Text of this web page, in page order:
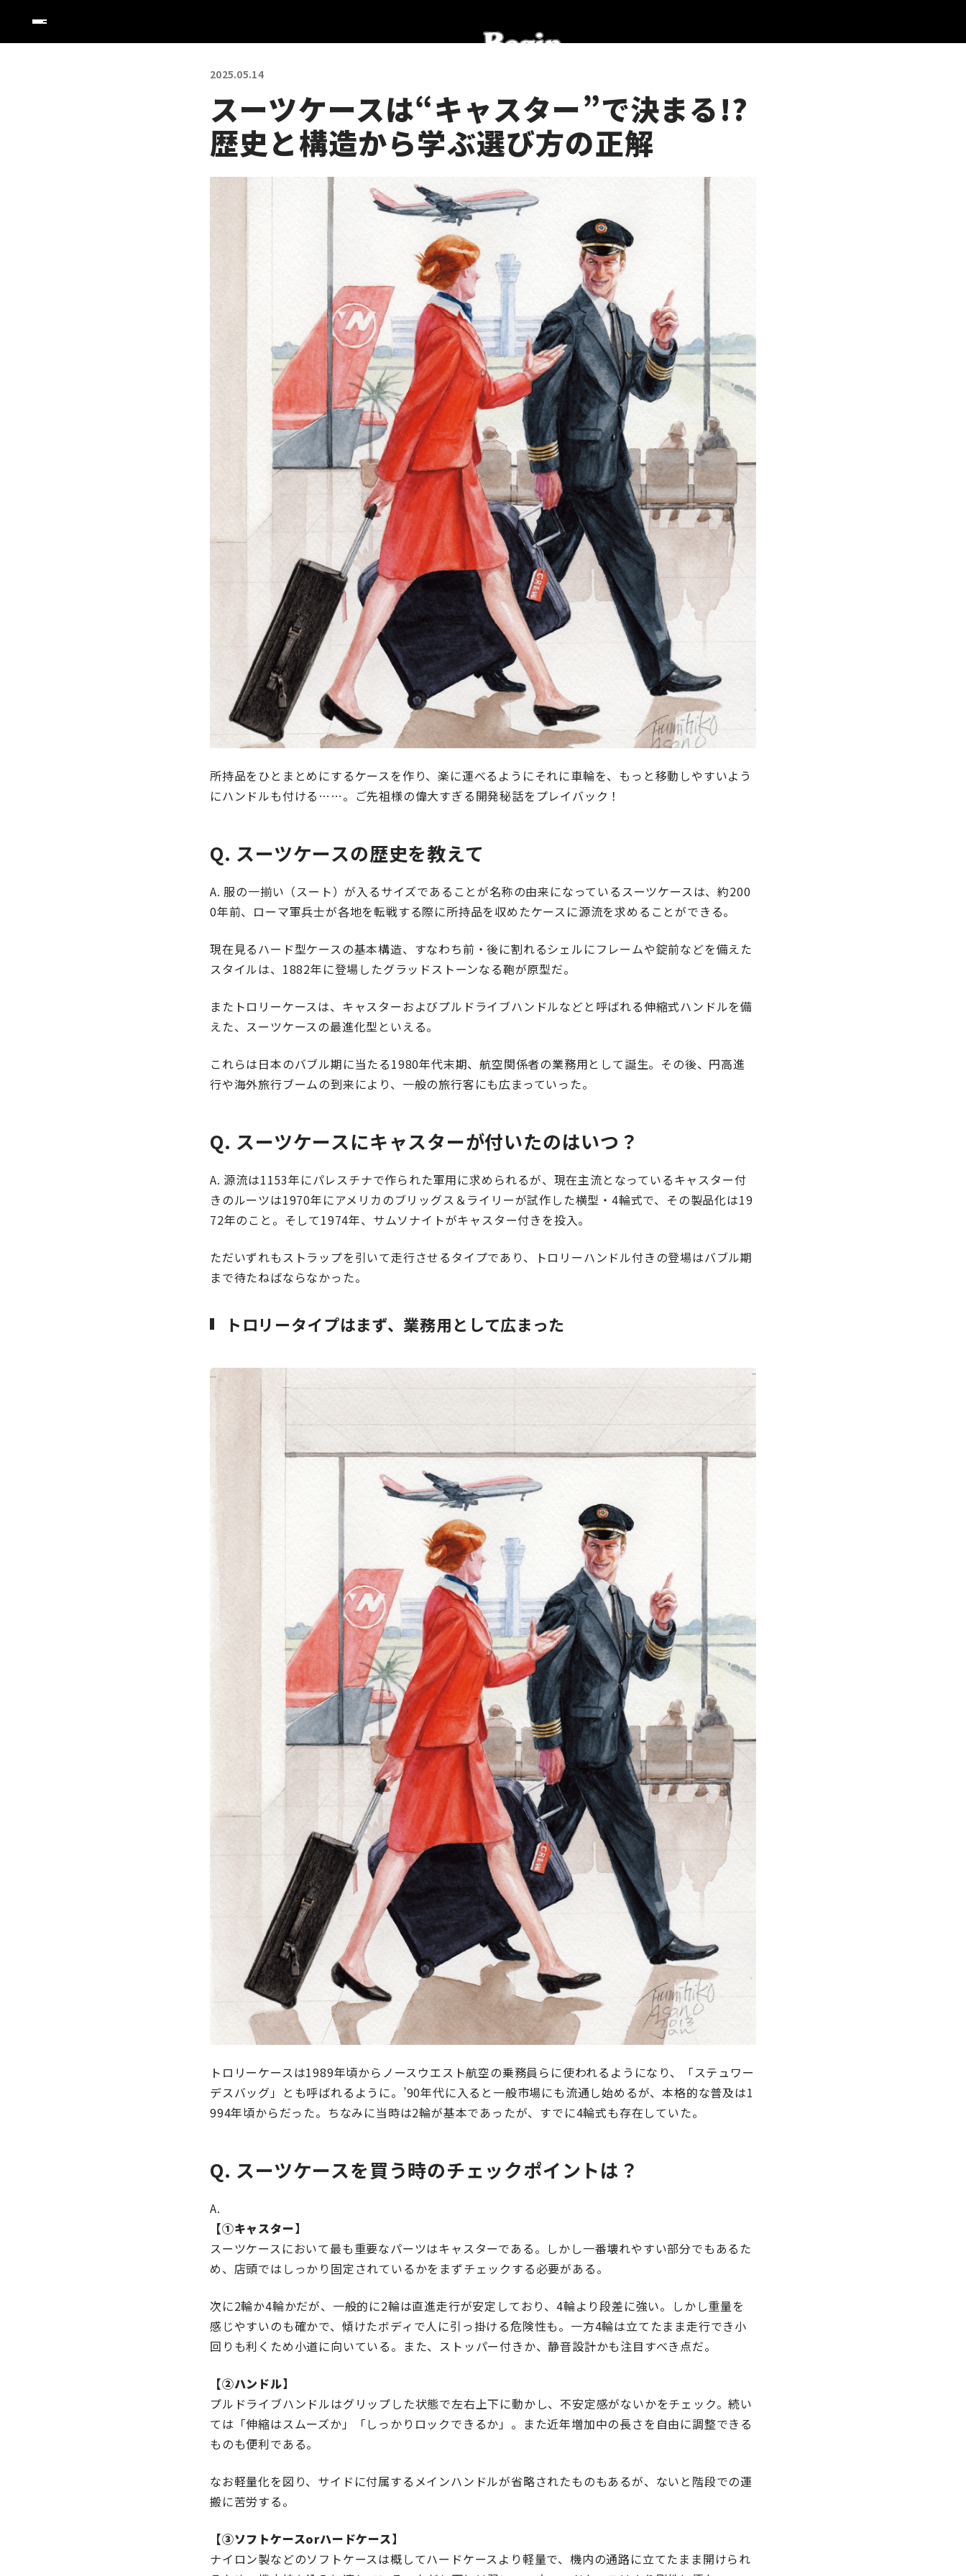
2025.05.14
スーツケースは“キャスター”で決まる!?
歴史と構造から学ぶ選び方の正解
所持品をひとまとめにするケースを作り、楽に運べるようにそれに車輪を、もっと移動しやすいよう
にハンドルも付ける……。ご先祖様の偉大すぎる開発秘話をプレイバック！
Q. スーツケースの歴史を教えて
A. 服の一揃い（スート）が入るサイズであることが名称の由来になっているスーツケースは、約200
0年前、ローマ軍兵士が各地を転戦する際に所持品を収めたケースに源流を求めることができる。
現在見るハード型ケースの基本構造、すなわち前・後に割れるシェルにフレームや錠前などを備えた
スタイルは、1882年に登場したグラッドストーンなる鞄が原型だ。
またトロリーケースは、キャスターおよびプルドライブハンドルなどと呼ばれる伸縮式ハンドルを備
えた、スーツケースの最進化型といえる。
これらは日本のバブル期に当たる1980年代末期、航空関係者の業務用として誕生。その後、円高進
行や海外旅行ブームの到来により、一般の旅行客にも広まっていった。
Q. スーツケースにキャスターが付いたのはいつ？
A. 源流は1153年にパレスチナで作られた軍用に求められるが、現在主流となっているキャスター付
きのルーツは1970年にアメリカのブリッグス＆ライリーが試作した横型・4輪式で、その製品化は19
72年のこと。そして1974年、サムソナイトがキャスター付きを投入。
ただいずれもストラップを引いて走行させるタイプであり、トロリーハンドル付きの登場はバブル期
まで待たねばならなかった。
トロリータイプはまず、業務用として広まった
トロリーケースは1989年頃からノースウエスト航空の乗務員らに使われるようになり、「ステュワー
デスバッグ」とも呼ばれるように。’90年代に入ると一般市場にも流通し始めるが、本格的な普及は1
994年頃からだった。ちなみに当時は2輪が基本であったが、すでに4輪式も存在していた。
Q. スーツケースを買う時のチェックポイントは？
A.
【①キャスター】
スーツケースにおいて最も重要なパーツはキャスターである。しかし一番壊れやすい部分でもあるた
め、店頭ではしっかり固定されているかをまずチェックする必要がある。
次に2輪か4輪かだが、一般的に2輪は直進走行が安定しており、4輪より段差に強い。しかし重量を
感じやすいのも確かで、傾けたボディで人に引っ掛ける危険性も。一方4輪は立てたまま走行でき小
回りも利くため小道に向いている。また、ストッパー付きか、静音設計かも注目すべき点だ。
【②ハンドル】
プルドライブハンドルはグリップした状態で左右上下に動かし、不安定感がないかをチェック。続い
ては「伸縮はスムーズか」「しっかりロックできるか」。また近年増加中の長さを自由に調整できる
ものも便利である。
なお軽量化を図り、サイドに付属するメインハンドルが省略されたものもあるが、ないと階段での運
搬に苦労する。
【③ソフトケースorハードケース】
ナイロン製などのソフトケースは概してハードケースより軽量で、機内の通路に立てたまま開けられ